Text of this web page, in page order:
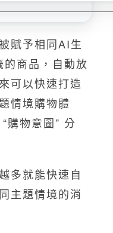
賦予相同AI生
的商品，自動放
可以快速打造
情境購物體
購物意圖” 分
多就能快速自
主題情境的消